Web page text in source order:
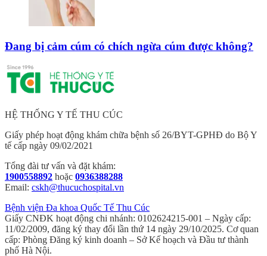
Đang bị cảm cúm có chích ngừa cúm được không?
HỆ THỐNG Y TẾ THU CÚC
Giấy phép hoạt động khám chữa bệnh số 26/BYT-GPHĐ do Bộ Y
tế cấp ngày 09/02/2021
Tổng đài tư vấn và đặt khám:
1900558892 hoặc 0936388288
Email: cskh@thucuchospital.vn
Bệnh viện Đa khoa Quốc Tế Thu Cúc
Giấy CNĐK hoạt động chi nhánh: 0102624215-001 – Ngày cấp:
11/02/2009, đăng ký thay đổi lần thứ 14 ngày 29/10/2025. Cơ quan
cấp: Phòng Đăng ký kinh doanh – Sở Kế hoạch và Đầu tư thành
phố Hà Nội.